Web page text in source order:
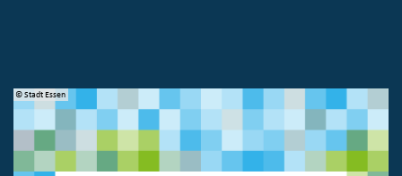
© Stadt Essen